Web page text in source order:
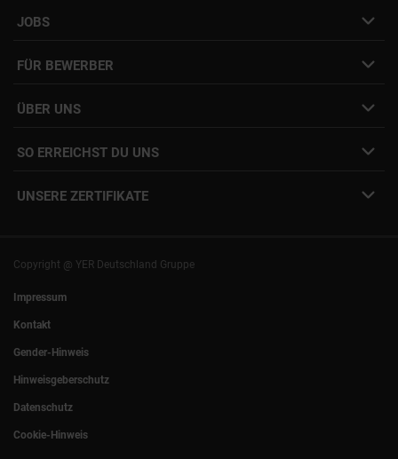
JOBS
Initiativbewerbung
Interne Jobs
FÜR BEWERBER
Freelance Vermittlung
ÜBER UNS
Unsere Standorte
Presse
SO ERREICHST DU UNS
+49 (0)89 540210-0
Rostock| Berlin
UNSERE ZERTIFIKATE
Copyright @ YER Deutschland Gruppe
Impressum
Kontakt
Gender-Hinweis
Hinweisgeberschutz
Datenschutz
Cookie-Hinweis